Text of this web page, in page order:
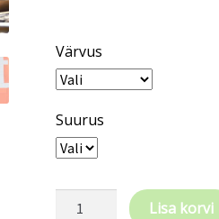
Värvus
Suurus
Korntex
Lisa korvi